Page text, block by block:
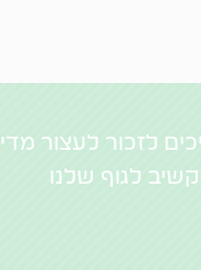
לזכור לעצור מדי
לגוף שלנו